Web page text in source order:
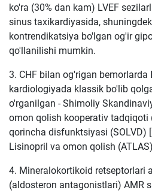
ko'ra (30% dan kam) LVEF
sinus taxikardiyasida,
kontrendikatsiya bo'lgan og'ir
qo'llanilishi mumkin.
3. CHF bilan og'rigan bemorlarda
kardiologiyada klassik bo'lib
o'rganilgan - Shimoliy
omon qolish kooperativ tadqiqoti
qorincha disfunktsiyasi (SOLVD)
Lisinopril va omon qolish
4. Mineralokortikoid retseptorlari
(aldosteron antagonistlari) AMR